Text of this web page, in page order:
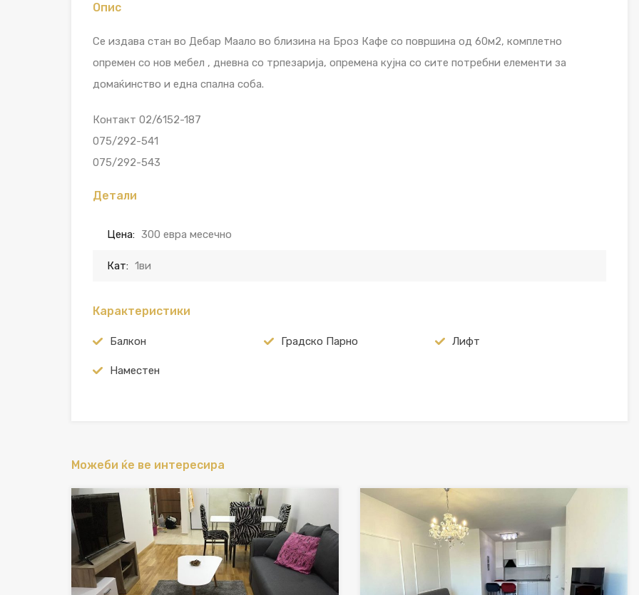
Опис
Се издава стан во Дебар Маало во близина на Броз Кафе со површина од 60м2, комплетно
опремен со нов мебел , дневна со трпезарија, опремена кујна со сите потребни елементи за
домаќинство и една спална соба.
Контакт 02/6152-187
075/292-541
075/292-543
Детали
Цена: 300 евра месечно
Кат: 1ви
Карактеристики
Балкон Градско Парно Лифт
Наместен
Можеби ќе ве интересира